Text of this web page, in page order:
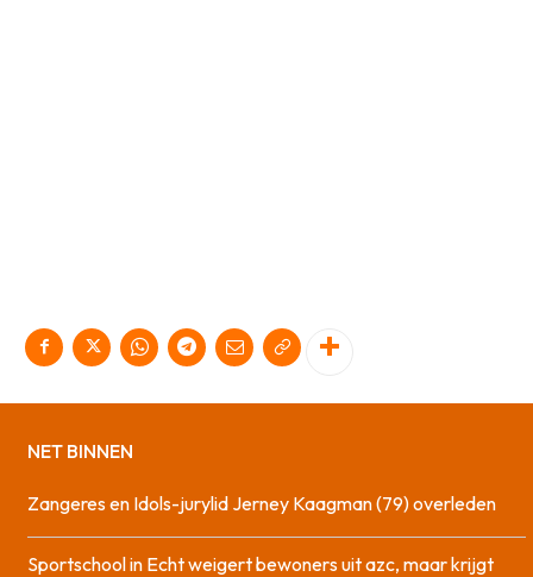
NET BINNEN
Zangeres en Idols-jurylid Jerney Kaagman (79) overleden
Sportschool in Echt weigert bewoners uit azc, maar krijgt